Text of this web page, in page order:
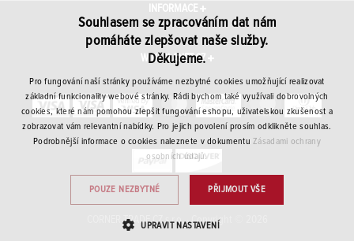
INFORMACE
WINEPLANET.CZ
CORNER TRADE CZ s.r.o. · Copyright © 2026
Souhlasem se zpracováním dat nám
pomáháte zlepšovat naše služby.
Děkujeme.
Pro fungování naší stránky používáme nezbytné cookies umožňující realizovat
základní funkcionality webové stránky. Rádi bychom také využívali dobrovolných
cookies, které nám pomohou zlepšit fungování eshopu, uživatelskou zkušenost a
zobrazovat vám relevantní nabídky. Pro jejich povolení prosím odklikněte souhlas.
Podrobnější informace o cookies naleznete v dokumentuZásadami ochrany
osobních údajů.
PŘIJMOUT VŠE
POUZE NEZBYTNÉ
UPRAVIT NASTAVENÍ